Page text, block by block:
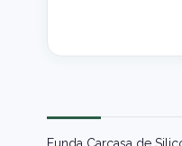
Funda Carcasa de